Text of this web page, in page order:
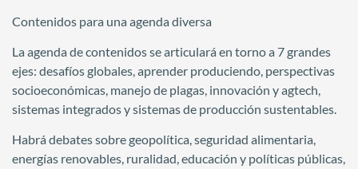
Contenidos para una agenda diversa
La agenda de contenidos se articulará en torno a 7 grandes
ejes: desafíos globales, aprender produciendo, perspectivas
socioeconómicas, manejo de plagas, innovación y agtech,
sistemas integrados y sistemas de producción sustentables.
Habrá debates sobre geopolítica, seguridad alimentaria,
energías renovables, ruralidad, educación y políticas públicas,